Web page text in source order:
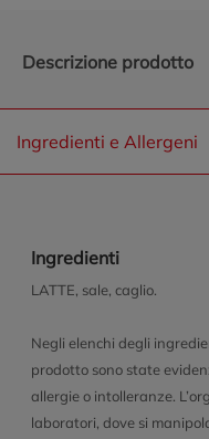
Descrizione prodotto
Ingredienti e Allergeni
Ingredienti
LATTE, sale, caglio.
Negli elenchi degli
prodotto sono state
allergie o intolleranze.
laboratori, dove si